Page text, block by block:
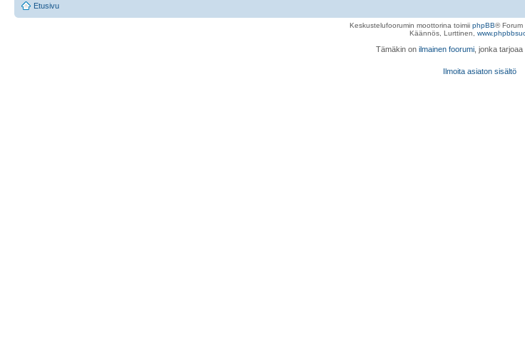
Etusivu
Keskustelufoorumin moottorina toimii phpBB® Forum
Käännös, Lurttinen,
Tämäkin on ilmainen foorumi , jonka tarjoaa
Ilmoita asiaton sisältö